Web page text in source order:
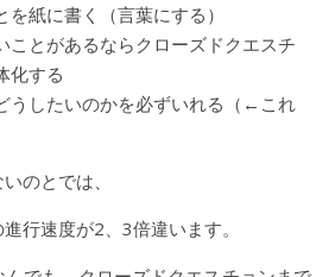
紙に書く（言葉にする）
ことがあるならクローズドクエスチ
化する
うしたいのかを必ずいれる（←これ
のとでは、
行速度が2、3倍違います。